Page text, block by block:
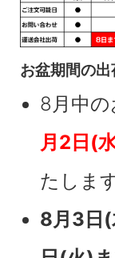
お盆期間の
8月中
月2日(水
たします
8月3日